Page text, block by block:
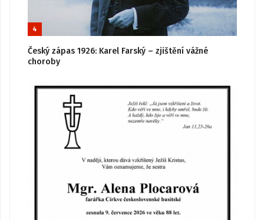
4
Český zápas 1926: Karel Farský – zjištění vážné
choroby